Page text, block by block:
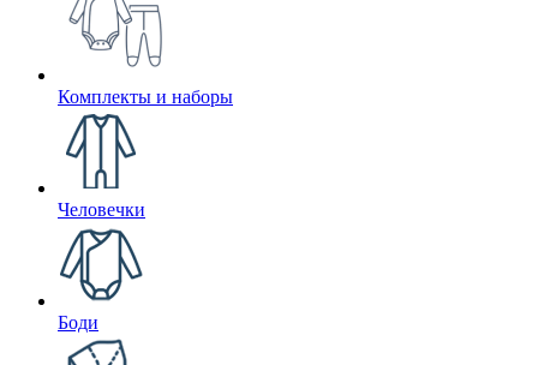
Комплекты и наборы
Человечки
Боди